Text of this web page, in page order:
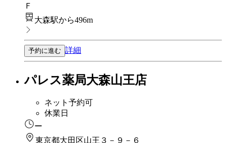
Ｆ
大森駅から496m
予約に進む 詳細
パレス薬局大森山王店
ネット予約可
休業日
ー
東京都大田区山王３－９－６